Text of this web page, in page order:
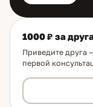
1000 ₽ за
Приведите друга
первой